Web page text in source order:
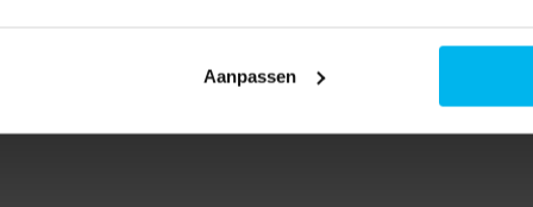
Aanpassen
de bovenste korf eenvoudig
verplaatsen wanneer hij
en dus maximale